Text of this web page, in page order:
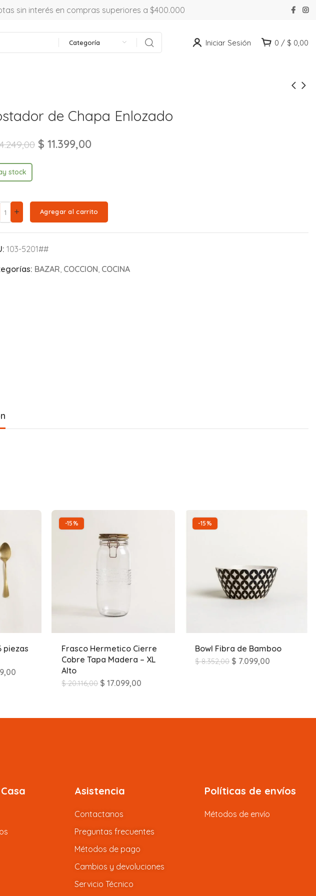
sin interés en compras superiores a $400.000
Categoría Iniciar Sesión 0 / $ 0,00
de Chapa Enlozado
$ 11.399,00
stock
Agregar al carrito
103-5201##
BAZAR COCCION COCINA
piezas
-15%
Frasco Hermetico Cierre
Cobre Tapa Madera – XL
Alto
$20.116,00 $ 17.099,00
-15%
Bowl Fibra de Bamboo
$8.352,00 $ 7.099,00
Asistencia
Contactanos
Preguntas frecuentes
Métodos de pago
Cambios y devoluciones
Servicio Técnico
Políticas de envíos
Métodos de envío